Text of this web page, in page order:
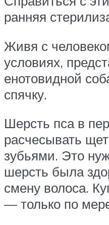
ранняя
Живя с
условиях,
енотовидной
спячку.
Шерсть пса в
расчесывать
зубьями. Это
шерсть была
смену волоса.
— только по